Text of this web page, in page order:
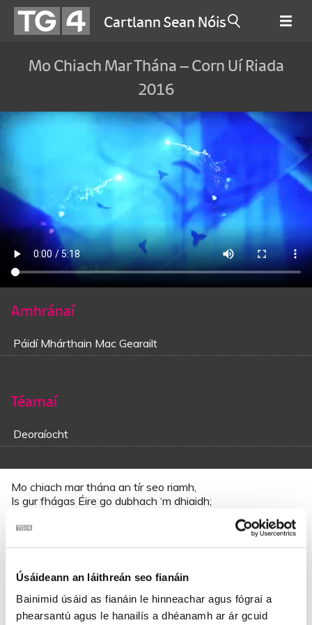
Úsáideann an láithreán seo fianáin
Bainimid úsáid as fianáin le hinneachar agus fógraí a
phearsantú agus le hanailís a dhéanamh ar ár gcuid
Cartlann Sean Nóis
Mo Chiach Mar Thána – Corn Uí Riada
2016
Amhránaí
Páidí Mhárthain Mac Gearailt
Téamaí
Deoraíocht
Mo chiach mar thána an tír seo riamh,
Is gur fhágas Éire go dubhach ‘m dhiaidh;
Mar a bhíodh againn ríl ann, ceol, sult agus seó.
Gluaiseacht go tapaidh anonn thar toinn,
Mar go raibh ór go flúirseach le fáil anso
Is ná cífinn choíche lá crua ann ná bocht.